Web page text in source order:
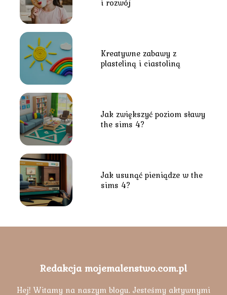
i rozwój
Kreatywne zabawy z
plasteliną i ciastoliną
Jak zwiększyć poziom sławy
the sims 4?
Jak usunąć pieniądze w the
sims 4?
Redakcja mojemalenstwo.com.pl
Hej! Witamy na naszym blogu. Jesteśmy aktywnymi